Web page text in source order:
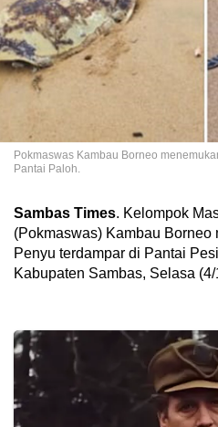
Pokmaswas Kambau Borneo
Pantai Paloh.
Sambas Times. Kelompok
(Pokmaswas) Kambau
Penyu terdampar di Pantai
Kabupaten Sambas, Selasa